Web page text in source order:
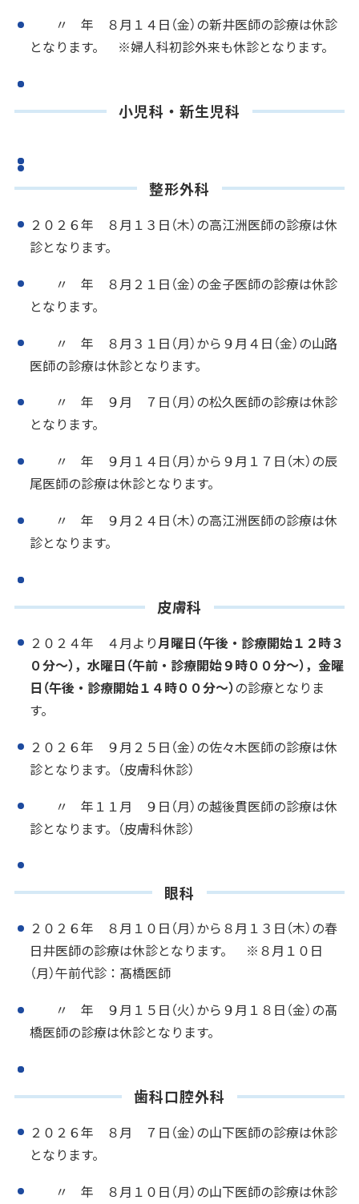
〃 年 ８月１４日（金）の新井医師の診療は休診
となります。 ※婦人科初診外来も休診となります。
小児科・新生児科
整形外科
２０２６年 ８月１３日（木）の高江洲医師の診療は休
診となります。
〃 年 ８月２１日（金）の金子医師の診療は休診
となります。
〃 年 ８月３１日（月）から９月４日（金）の山路
医師の診療は休診となります。
〃 年 ９月 ７日（月）の松久医師の診療は休診
となります。
〃 年 ９月１４日（月）から９月１７日（木）の辰
尾医師の診療は休診となります。
〃 年 ９月２４日（木）の高江洲医師の診療は休
診となります。
皮膚科
２０２４年 ４月より月曜日（午後・診療開始１２時３
０分～），水曜日（午前・診療開始９時００分～），金曜
日（午後・診療開始１４時００分～）の診療となりま
す。
２０２６年 ９月２５日（金）の佐々木医師の診療は休
診となります。（皮膚科休診）
〃 年１１月 ９日（月）の越後貫医師の診療は休
診となります。（皮膚科休診）
眼科
２０２６年 ８月１０日（月）から８月１３日（木）の春
日井医師の診療は休診となります。 ※８月１０日
（月）午前代診：髙橋医師
〃 年 ９月１５日（火）から９月１８日（金）の髙
橋医師の診療は休診となります。
歯科口腔外科
２０２６年 ８月 ７日（金）の山下医師の診療は休診
となります。
〃 年 ８月１０日（月）の山下医師の診療は休診